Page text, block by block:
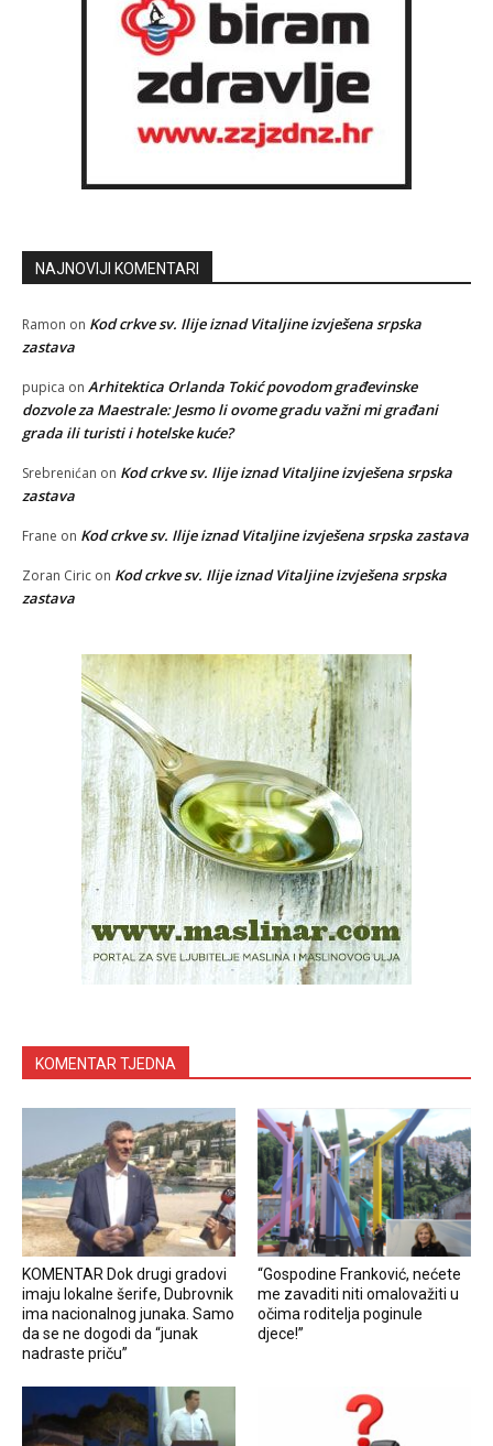
NAJNOVIJI KOMENTARI
Ramon on Kod crkve sv. Ilije iznad Vitaljine izvješena srpska
zastava
pupica on Arhitektica Orlanda Tokić povodom građevinske
dozvole za Maestrale: Jesmo li ovome gradu važni mi građani
grada ili turisti i hotelske kuće?
Srebrenićan on Kod crkve sv. Ilije iznad Vitaljine izvješena srpska
zastava
Frane on Kod crkve sv. Ilije iznad Vitaljine izvješena srpska zastava
Zoran Ciric on Kod crkve sv. Ilije iznad Vitaljine izvješena srpska
zastava
KOMENTAR TJEDNA
KOMENTAR Dok drugi gradovi
imaju lokalne šerife, Dubrovnik
ima nacionalnog junaka. Samo
da se ne dogodi da “junak
nadraste priču”
“Gospodine Franković, nećete
me zavaditi niti omalovažiti u
očima roditelja poginule
djece!”